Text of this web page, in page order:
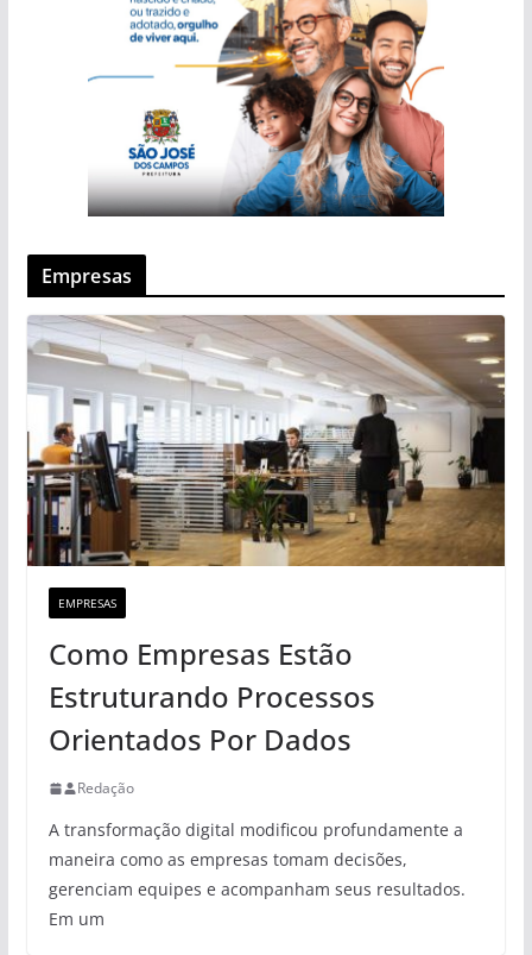
Empresas
EMPRESAS
Como Empresas Estão
Estruturando Processos
Orientados Por Dados
Redação
A transformação digital modificou profundamente a
maneira como as empresas tomam decisões,
gerenciam equipes e acompanham seus resultados.
Em um